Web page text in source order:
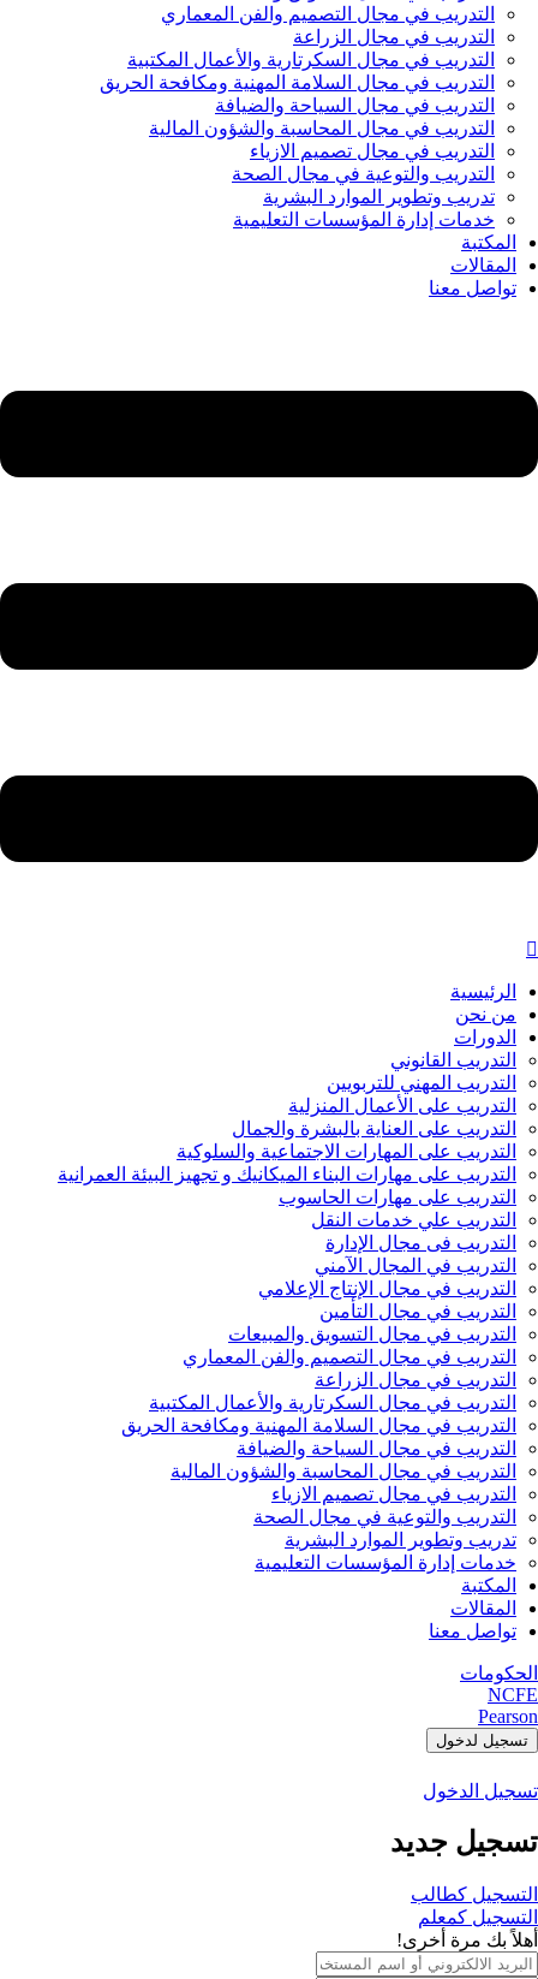
التدريب في مجال التصميم والفن المعماري
التدريب في مجال الزراعة
التدريب في مجال السكرتارية والأعمال المكتبية
التدريب في مجال السلامة المهنية ومكافحة الحريق
التدريب في مجال السياحة والضيافة
التدريب في مجال المحاسبة والشؤون المالية
التدريب في مجال تصميم الازياء
التدريب والتوعية في مجال الصحة
تدريب وتطوير الموارد البشرية
خدمات إدارة المؤسسات التعليمية
المكتبة
المقالات
تواصل معنا
الرئيسية
من نحن
الدورات
التدريب القانوني
التدريب المهني للتربويين
التدريب على الأعمال المنزلية
التدريب على العناية بالبشرة والجمال
التدريب على المهارات الاجتماعية والسلوكية
التدريب على مهارات البناء الميكانيك و تجهيز البيئة العمرانية
التدريب على مهارات الحاسوب
التدريب علي خدمات النقل
التدريب فى مجال الإدارة
التدريب في المجال الآمني
التدريب في مجال الإنتاج الإعلامي
التدريب في مجال التأمين
التدريب في مجال التسويق والمبيعات
التدريب في مجال التصميم والفن المعماري
التدريب في مجال الزراعة
التدريب في مجال السكرتارية والأعمال المكتبية
التدريب في مجال السلامة المهنية ومكافحة الحريق
التدريب في مجال السياحة والضيافة
التدريب في مجال المحاسبة والشؤون المالية
التدريب في مجال تصميم الازياء
التدريب والتوعية في مجال الصحة
تدريب وتطوير الموارد البشرية
خدمات إدارة المؤسسات التعليمية
المكتبة
المقالات
تواصل معنا
الحكومات
NCFE
Pearson
تسجيل لدخول
تسجيل الدخول
تسجيل جديد
التسجيل كطالب
التسجيل كمعلم
أهلاً بك مرة أخرى!